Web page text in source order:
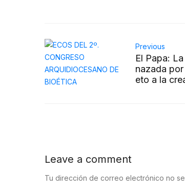
Previous
El Papa:
nazada
eto a la
Leave a comment
Tu dirección de correo electrónico no